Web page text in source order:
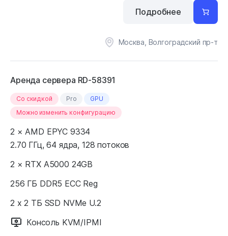
Москва, Волгоградский пр-т
Подробнее
Аренда сервера RD-58391
Cо скидкой Pro
GPU
Можно изменить конфигурацию
2 × AMD EPYC 9334
2.70 ГГц, 64 ядра, 128 потоков
2 × RTX A5000 24GB
256 ГБ DDR5 ECC Reg
2 x 2 ТБ SSD NVMe U.2
Консоль KVM/IPMI